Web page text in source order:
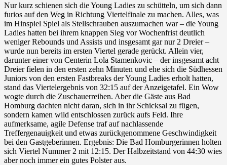
Nur kurz schienen sich die Young Ladies zu schütteln, um sich dann
furios auf den Weg in Richtung Viertelfinale zu machen. Alles, was
im Hinspiel Spiel als Stellschrauben auszumachen war – die Young
Ladies hatten bei ihrem knappen Sieg vor Wochenfrist deutlich
weniger Rebounds und Assists und insgesamt gar nur 2 Dreier –
wurde nun bereits im ersten Viertel gerade gerückt. Allein vier,
darunter einer von Centerin Lola Stamenkovic – der insgesamt acht
Dreier fielen in den ersten zehn Minuten und ehe sich die Südhessen
Juniors von den ersten Fastbreaks der Young Ladies erholt hatten,
stand das Viertelergebnis von 32:15 auf der Anzeigetafel. Ein Wow
wogte durch die Zuschauerreihen. Aber die Gäste aus Bad
Homburg dachten nicht daran, sich in ihr Schicksal zu fügen,
sondern kamen wild entschlossen zurück aufs Feld. Ihre
aufmerksame, agile Defense traf auf nachlassende
Treffergenauigkeit und etwas zurückgenommene Geschwindigkeit
bei den Gastgeberinnen. Ergebnis: Die Bad Homburgerinnen holten
sich Viertel Nummer 2 mit 12:15. Der Halbzeitstand von 44:30 wies
aber noch immer ein gutes Polster aus.